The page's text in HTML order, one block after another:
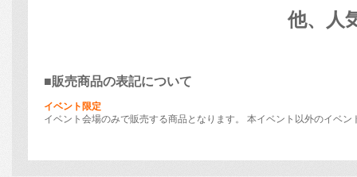
■販売商品の表記について
イベント限定
イベント会場のみで販売する商品となります。 本イベント以外のイベ